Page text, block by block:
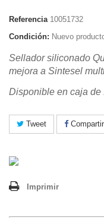
Referencia 10051732
Condición: Nuevo
Sellador siliconado
mejora a Sintesel
Disponible en caja de
Tweet Compartir
Imprimir